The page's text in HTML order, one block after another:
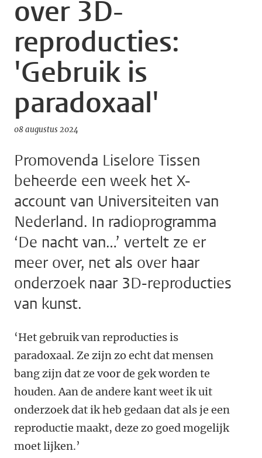
over 3D-
reproducties:
'Gebruik is
paradoxaal'
08 augustus 2024
Promovenda Liselore Tissen
beheerde een week het X-
account van Universiteiten van
Nederland. In radioprogramma
‘De nacht van…’ vertelt ze er
meer over, net als over haar
onderzoek naar 3D-reproducties
van kunst.
‘Het gebruik van reproducties is
paradoxaal. Ze zijn zo echt dat mensen
bang zijn dat ze voor de gek worden te
houden. Aan de andere kant weet ik uit
onderzoek dat ik heb gedaan dat als je een
reproductie maakt, deze zo goed mogelijk
moet lijken.’